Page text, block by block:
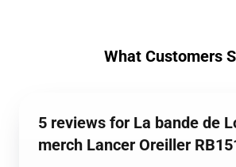
What Customers
5 reviews for La bande de
merch Lancer Oreiller